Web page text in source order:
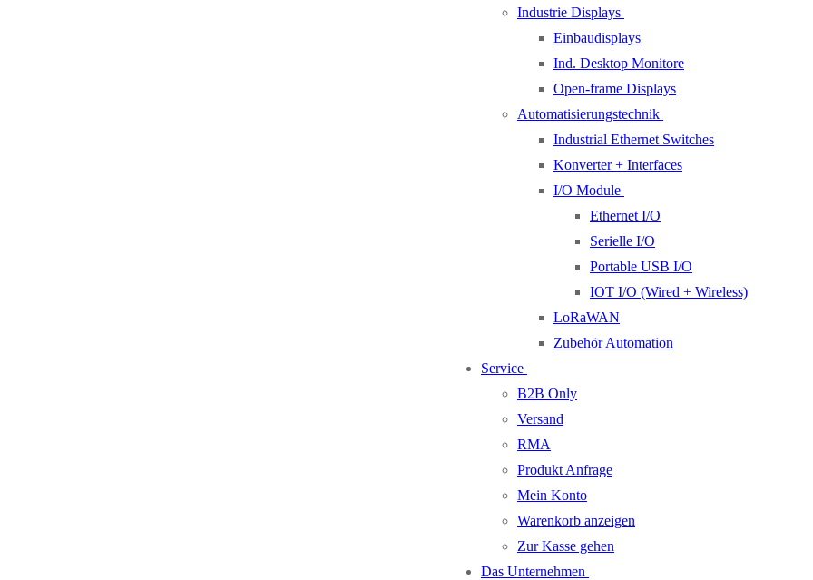
Industrie Displays
Einbaudisplays
Ind. Desktop Monitore
Open-frame Displays
Automatisierungstechnik
Industrial Ethernet Switches
Konverter + Interfaces
I/O Module
Ethernet I/O
Serielle I/O
Portable USB I/O
IOT I/O (Wired + Wireless)
LoRaWAN
Zubehör Automation
Service
B2B Only
Versand
RMA
Produkt Anfrage
Mein Konto
Warenkorb anzeigen
Zur Kasse gehen
Das Unternehmen